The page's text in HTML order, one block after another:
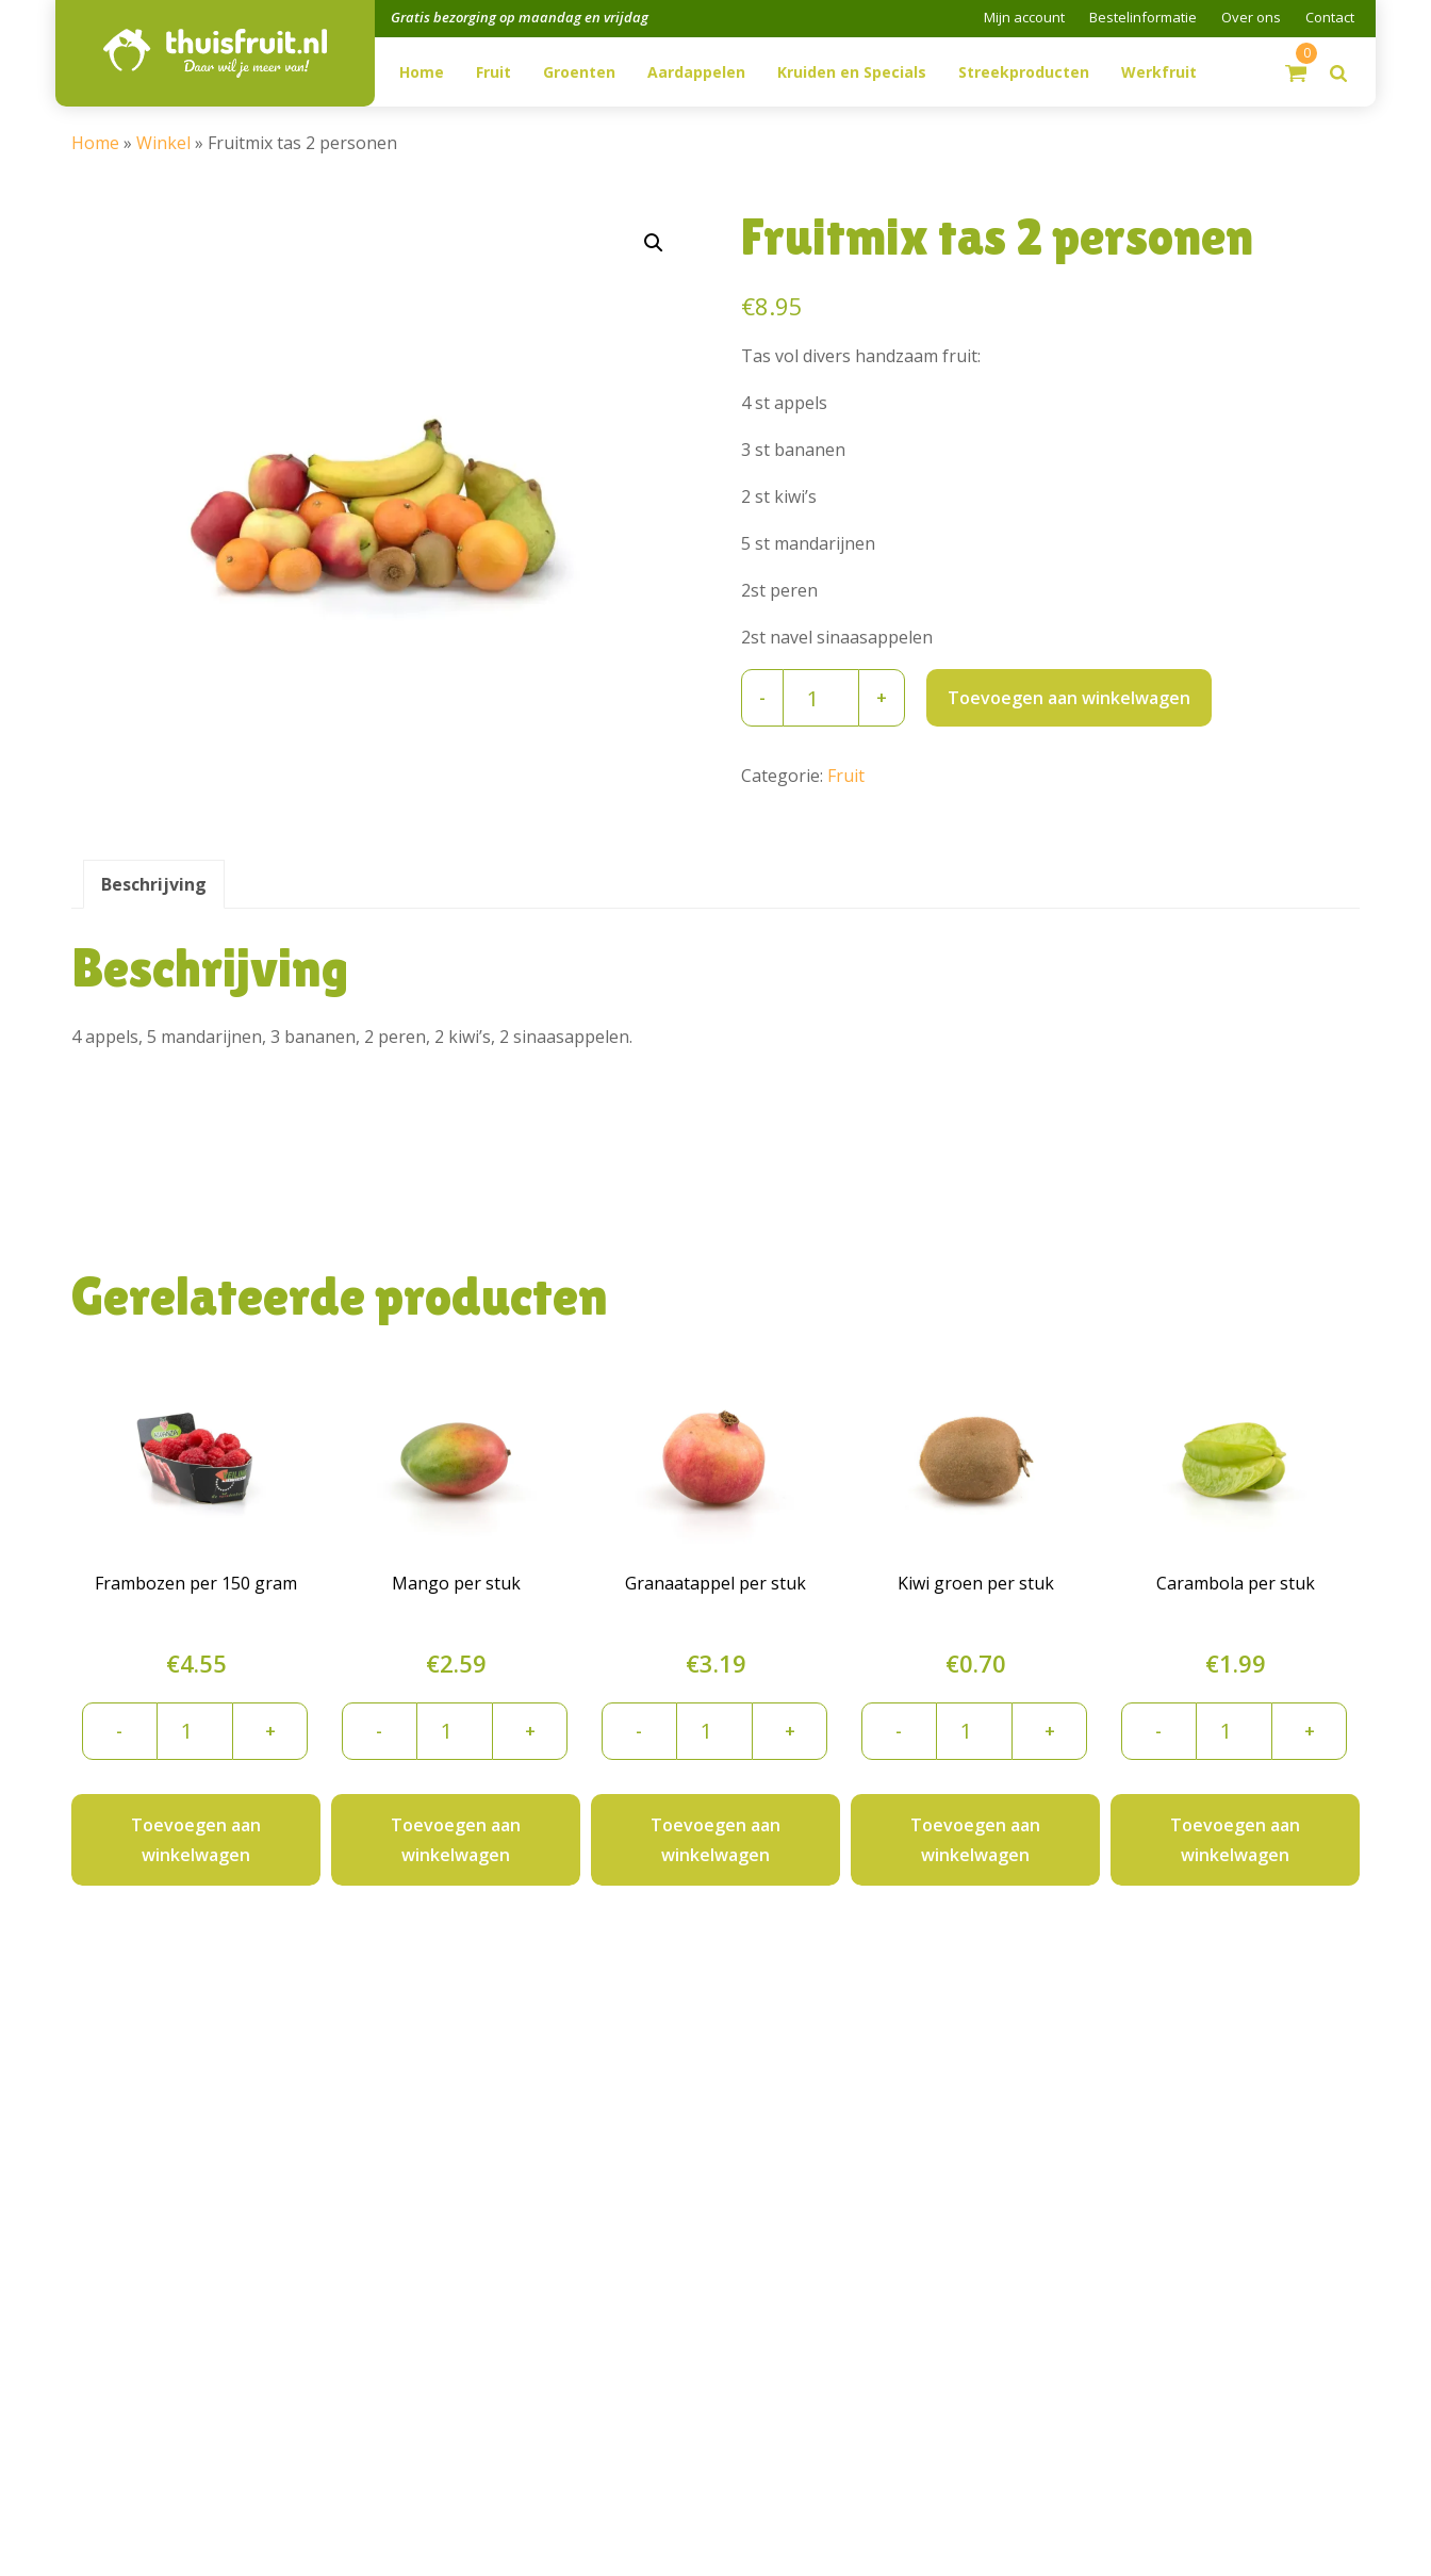
Gratis bezorging op maandag en vrijdag Mijn account Bestelinformatie Over ons Contact
0
Home Fruit Groenten Aardappelen Kruiden en Specials Streekproducten Werkfruit
Home » Winkel » Fruitmix tas 2 personen
Fruitmix tas 2 personen
€8.95
Tas vol divers handzaam fruit:
4 st appels
3 st bananen
2 st kiwi’s
5 st mandarijnen
2st peren
2st navel sinaasappelen
-
personen
+ Toevoegen aan winkelwagen
Categorie: Fruit
Beschrijving
Beschrijving
4 appels, 5 mandarijnen, 3 bananen, 2 peren, 2 kiwi’s, 2 sinaasappelen.
Gerelateerde producten
Frambozen per 150 gram
€4.55
-
aantal
+
Toevoegen aan
winkelwagen
Mango per stuk
€2.59
- +
Toevoegen aan
winkelwagen
Granaatappel per stuk
€3.19
- +
Toevoegen aan
winkelwagen
Kiwi groen per stuk
€0.70
-
groen
aantal
+
Toevoegen aan
winkelwagen
Carambola per stuk
€1.99
- +
Toevoegen aan
winkelwagen